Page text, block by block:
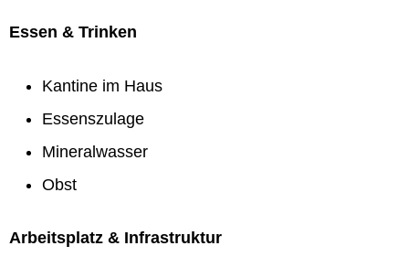
Essen & Trinken
Kantine im Haus
Essenszulage
Mineralwasser
Obst
Arbeitsplatz & Infrastruktur